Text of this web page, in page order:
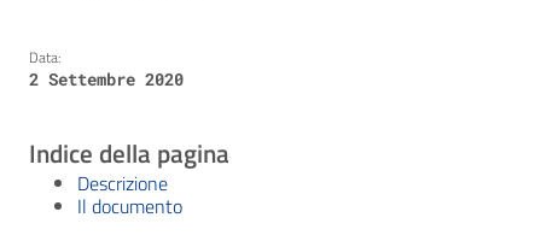
Data:
2 Settembre 2020
Indice della pagina
Descrizione
Il documento